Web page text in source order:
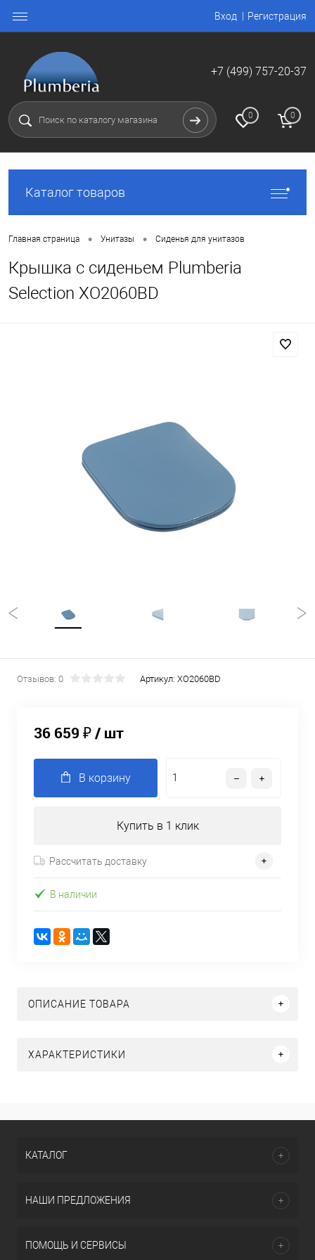
Вход Регистрация
+7 (499) 757-20-37
0 0
Каталог товаров
Главная страница • Унитазы • Сиденья для унитазов
Крышка с сиденьем Plumberia
Selection XO2060BD
Отзывов: 0 Артикул: XO2060BD
36 659 ₽/ шт
В корзину
Купить в 1 клик
Рассчитать доставку
В наличии
ОПИСАНИЕ ТОВАРА
ХАРАКТЕРИСТИКИ
КАТАЛОГ
НАШИ ПРЕДЛОЖЕНИЯ
ПОМОЩЬ И СЕРВИСЫ